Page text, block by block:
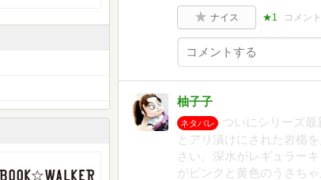
ナイス ★1 コメン
柚子子
ネタバレ
ついにシリーズ
とアリ漬けにされた岩楯
さい。深水がレギュラー
がピンクと黄色のうさち